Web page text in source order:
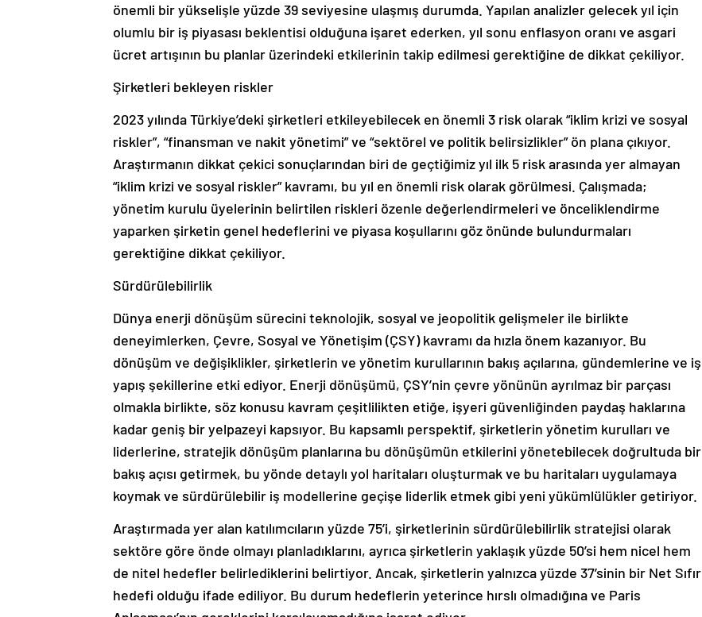
önemli bir yükselişle yüzde 39 seviyesine ulaşmış durumda. Yapılan analizler gelecek yıl için
olumlu bir iş piyasası beklentisi olduğuna işaret ederken, yıl sonu enflasyon oranı ve asgari
ücret artışının bu planlar üzerindeki etkilerinin takip edilmesi gerektiğine de dikkat çekiliyor.
Şirketleri bekleyen riskler
2023 yılında Türkiye’deki şirketleri etkileyebilecek en önemli 3 risk olarak “iklim krizi ve sosyal
riskler”, “finansman ve nakit yönetimi” ve “sektörel ve politik belirsizlikler” ön plana çıkıyor.
Araştırmanın dikkat çekici sonuçlarından biri de geçtiğimiz yıl ilk 5 risk arasında yer almayan
“iklim krizi ve sosyal riskler” kavramı, bu yıl en önemli risk olarak görülmesi. Çalışmada;
yönetim kurulu üyelerinin belirtilen riskleri özenle değerlendirmeleri ve önceliklendirme
yaparken şirketin genel hedeflerini ve piyasa koşullarını göz önünde bulundurmaları
gerektiğine dikkat çekiliyor.
Sürdürülebilirlik
Dünya enerji dönüşüm sürecini teknolojik, sosyal ve jeopolitik gelişmeler ile birlikte
deneyimlerken, Çevre, Sosyal ve Yönetişim (ÇSY) kavramı da hızla önem kazanıyor. Bu
dönüşüm ve değişiklikler, şirketlerin ve yönetim kurullarının bakış açılarına, gündemlerine ve iş
yapış şekillerine etki ediyor. Enerji dönüşümü, ÇSY’nin çevre yönünün ayrılmaz bir parçası
olmakla birlikte, söz konusu kavram çeşitlilikten etiğe, işyeri güvenliğinden paydaş haklarına
kadar geniş bir yelpazeyi kapsıyor. Bu kapsamlı perspektif, şirketlerin yönetim kurulları ve
liderlerine, stratejik dönüşüm planlarına bu dönüşümün etkilerini yönetebilecek doğrultuda bir
bakış açısı getirmek, bu yönde detaylı yol haritaları oluşturmak ve bu haritaları uygulamaya
koymak ve sürdürülebilir iş modellerine geçişe liderlik etmek gibi yeni yükümlülükler getiriyor.
Araştırmada yer alan katılımcıların yüzde 75’i, şirketlerinin sürdürülebilirlik stratejisi olarak
sektöre göre önde olmayı planladıklarını, ayrıca şirketlerin yaklaşık yüzde 50’si hem nicel hem
de nitel hedefler belirlediklerini belirtiyor. Ancak, şirketlerin yalnızca yüzde 37’sinin bir Net Sıfır
hedefi olduğu ifade ediliyor. Bu durum hedeflerin yeterince hırslı olmadığına ve Paris